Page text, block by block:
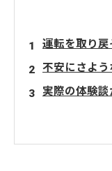
運転を取り
不安にさよ
実際の体験
ステップバ